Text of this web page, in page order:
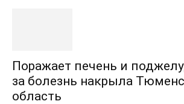
Поражает печень и
за болезнь накрыла
область